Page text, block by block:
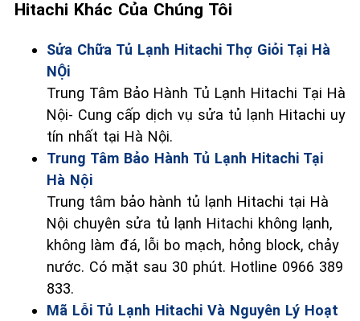
Hitachi Khác Của Chúng Tôi
Sửa Chữa Tủ Lạnh Hitachi Thợ Giỏi Tại Hà
NỘi
Trung Tâm Bảo Hành Tủ Lạnh Hitachi Tại Hà
Nội- Cung cấp dịch vụ sửa tủ lạnh Hitachi uy
tín nhất tại Hà Nội.
Trung Tâm Bảo Hành Tủ Lạnh Hitachi Tại
Hà Nội
Trung tâm bảo hành tủ lạnh Hitachi tại Hà
Nội chuyên sửa tủ lạnh Hitachi không lạnh,
không làm đá, lỗi bo mạch, hỏng block, chảy
nước. Có mặt sau 30 phút. Hotline 0966 389
833.
Mã Lỗi Tủ Lạnh Hitachi Và Nguyên Lý Hoạt